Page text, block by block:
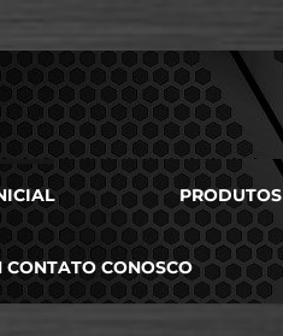
PRODUTOS
CONTATO CONOSCO